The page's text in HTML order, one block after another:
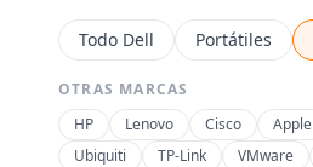
Todo Dell Portátiles
OTRAS MARCAS
HP
Lenovo Cisco Apple
Ubiquiti
TP-Link VMware